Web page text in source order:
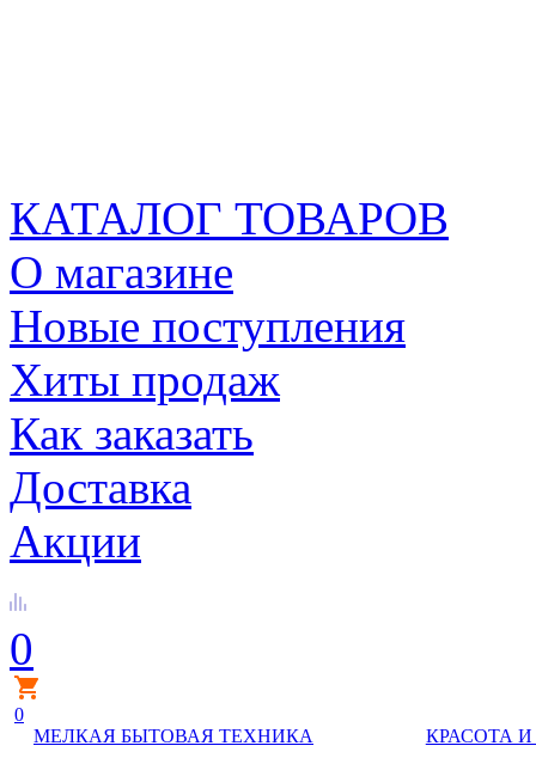
КАТАЛОГ ТОВАРОВ
О магазине
Новые поступления
Хиты продаж
Как заказать
Доставка
Акции
0
0
МЕЛКАЯ БЫТОВАЯ ТЕХНИКА
КРАСОТА И